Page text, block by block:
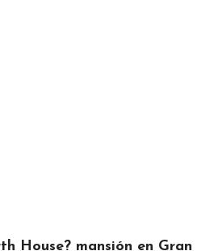
House? mansión en Gran